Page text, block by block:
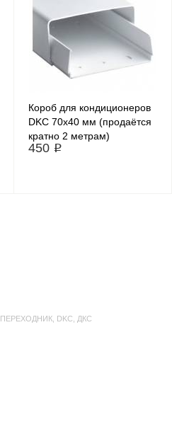
Короб для кондиционеров
DKC 70х40 мм (продаётся
кратно 2 метрам)
450 ₽
ПЕРЕХОДНИК DKC ДКС